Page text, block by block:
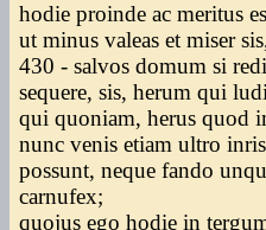
hodie proinde ac meritus
ut minus valeas et miser
430 - salvos domum si
sequere, sis, herum qui
qui quoniam, herus quod
nunc venis etiam ultro
possunt, neque fando
carnufex;
quojus ego hodie in